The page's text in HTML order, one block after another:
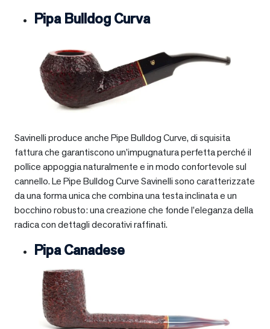
Pipa Bulldog Curva
Savinelli produce anche Pipe Bulldog Curve, di squisita
fattura che garantiscono un’impugnatura perfetta perché il
pollice appoggia naturalmente e in modo confortevole sul
cannello. Le Pipe Bulldog Curve Savinelli sono caratterizzate
da una forma unica che combina una testa inclinata e un
bocchino robusto: una creazione che fonde l’eleganza della
radica con dettagli decorativi raffinati.
Pipa Canadese